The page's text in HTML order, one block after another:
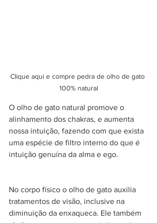
Clique aqui e compre pedra de olho de gato
100% natural
O olho de gato natural promove o
alinhamento dos chakras, e aumenta
nossa intuição, fazendo com que exista
uma espécie de filtro interno do que é
intuição genuína da alma e ego.
No corpo físico o olho de gato auxilia
tratamentos de visão, inclusive na
diminuição da enxaqueca. Ele também